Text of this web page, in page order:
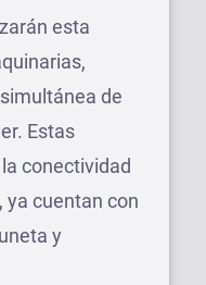
esta
de
Estas
conectividad
ya cuentan con
y